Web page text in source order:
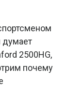
2500HG,
почему